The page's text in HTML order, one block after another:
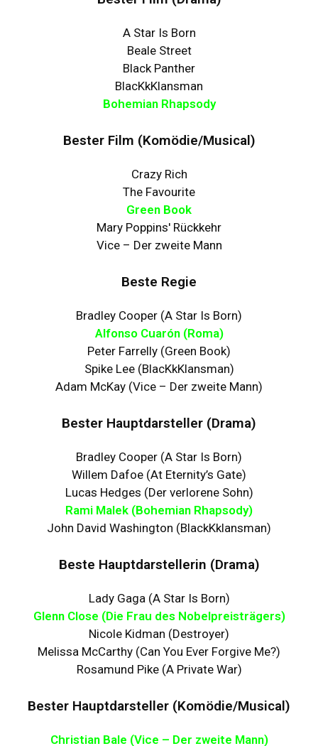
A Star Is Born
Beale Street
Black Panther
BlacKkKlansman
Bohemian Rhapsody
Bester Film (Komödie/Musical)
Crazy Rich
The Favourite
Green Book
Mary Poppins' Rückkehr
Vice – Der zweite Mann
Beste Regie
Bradley Cooper (A Star Is Born)
Alfonso Cuarón (Roma)
Peter Farrelly (Green Book)
Spike Lee (BlacKkKlansman)
Adam McKay (Vice – Der zweite Mann)
Bester Hauptdarsteller (Drama)
Bradley Cooper (A Star Is Born)
Willem Dafoe (At Eternity’s Gate)
Lucas Hedges (Der verlorene Sohn)
Rami Malek (Bohemian Rhapsody)
John David Washington (BlackKklansman)
Beste Hauptdarstellerin (Drama)
Lady Gaga (A Star Is Born)
Glenn Close (Die Frau des Nobelpreisträgers)
Nicole Kidman (Destroyer)
Melissa McCarthy (Can You Ever Forgive Me?)
Rosamund Pike (A Private War)
Bester Hauptdarsteller (Komödie/Musical)
Christian Bale (Vice – Der zweite Mann)